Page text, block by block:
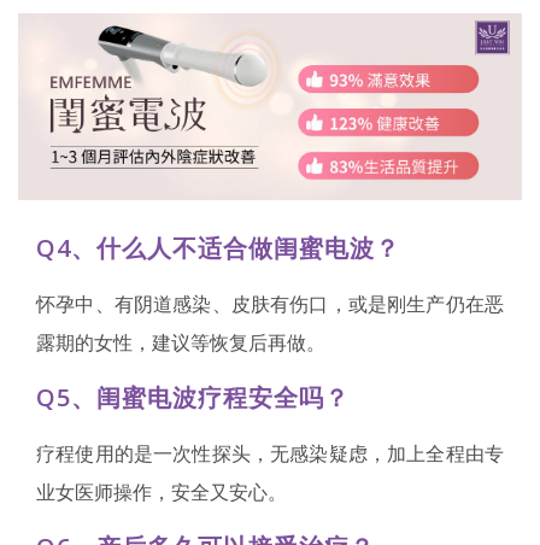
Q4、什么人不适合做闺蜜电波？
怀孕中、有阴道感染、皮肤有伤口，或是刚生产仍在恶
露期的女性，建议等恢复后再做。
Q5、闺蜜电波疗程安全吗？
疗程使用的是一次性探头，无感染疑虑，加上全程由专
业女医师操作，安全又安心。